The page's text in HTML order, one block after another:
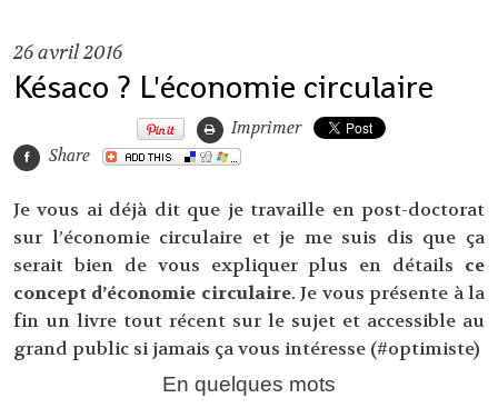
26avril 2016
Késaco ? L'économie circulaire
Imprimer
Share
Je vous ai déjà dit que je travaille en post-doctorat
sur l’économie circulaire et je me suis dis que ça
serait bien de vous expliquer plus en détails ce
concept d’économie circulaire. Je vous présente à la
fin un livre tout récent sur le sujet et accessible au
grand public si jamais ça vous intéresse (#optimiste)
En quelques mots